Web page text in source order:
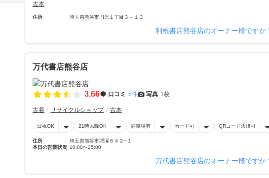
古本
住所 埼玉県熊谷市円光１丁目３－１３
利根書店熊谷店のオーナー様ですか
万代書店熊谷店
3.66 口コミ 5件 写真 1枚
古着 リサイクルショップ 古本
日祝OK 21時以降OK 駐車場有 カード可 QRコード決済可
住所
埼玉県熊谷市肥塚６４２−１
本日の営業状況 10:00〜25:00
万代書店熊谷店のオーナー様ですか